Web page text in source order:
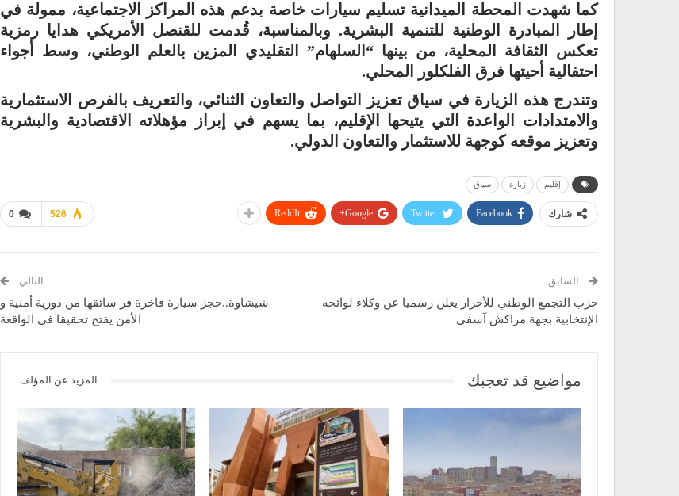
كما شهدت المحطة الميدانية تسليم سيارات خاصة بدعم هذه المراكز الاجتماعية، ممولة في
إطار المبادرة الوطنية للتنمية البشرية. وبالمناسبة، قُدمت للقنصل الأمريكي هدايا رمزية
تعكس الثقافة المحلية، من بينها “السلهام” التقليدي المزين بالعلم الوطني، وسط أجواء
احتفالية أحيتها فرق الفلكلور المحلي.
وتندرج هذه الزيارة في سياق تعزيز التواصل والتعاون الثنائي، والتعريف بالفرص الاستثمارية
والامتدادات الواعدة التي يتيحها الإقليم، بما يسهم في إبراز مؤهلاته الاقتصادية والبشرية
وتعزيز موقعه كوجهة للاستثمار والتعاون الدولي.
إقليم زيارة سياق
0 526 شارك Facebook
Twitter
Google+
ReddIt
السابق
حزب التجمع الوطني للأحرار يعلن رسميا عن وكلاء لوائحه
الإنتخابية بجهة مراكش آسفي
التالي
شيشاوة..حجز سيارة فاخرة فر سائقها من دورية أمنية و
الأمن يفتح تحقيقا في الواقعة
مواضيع قد تعجبك المزيد عن المؤلف